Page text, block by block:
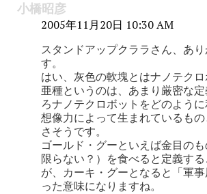
小橋昭彦
2005年11月20日 10:30 AM
スタンドアップクララさん、あ
す。
はい、灰色の軟塊とはナノテクロ
亜種というのは、あまり厳密な
ろナノテクロボットをどのよう
想像力によって生まれているも
さそうです。
ゴールド・グーといえば金目の
限らない？）を食べると定義す
が、カーキ・グーとなると「軍
った意味になりますね。